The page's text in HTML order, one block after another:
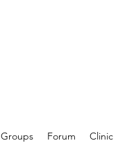
Groups Forum Clinic